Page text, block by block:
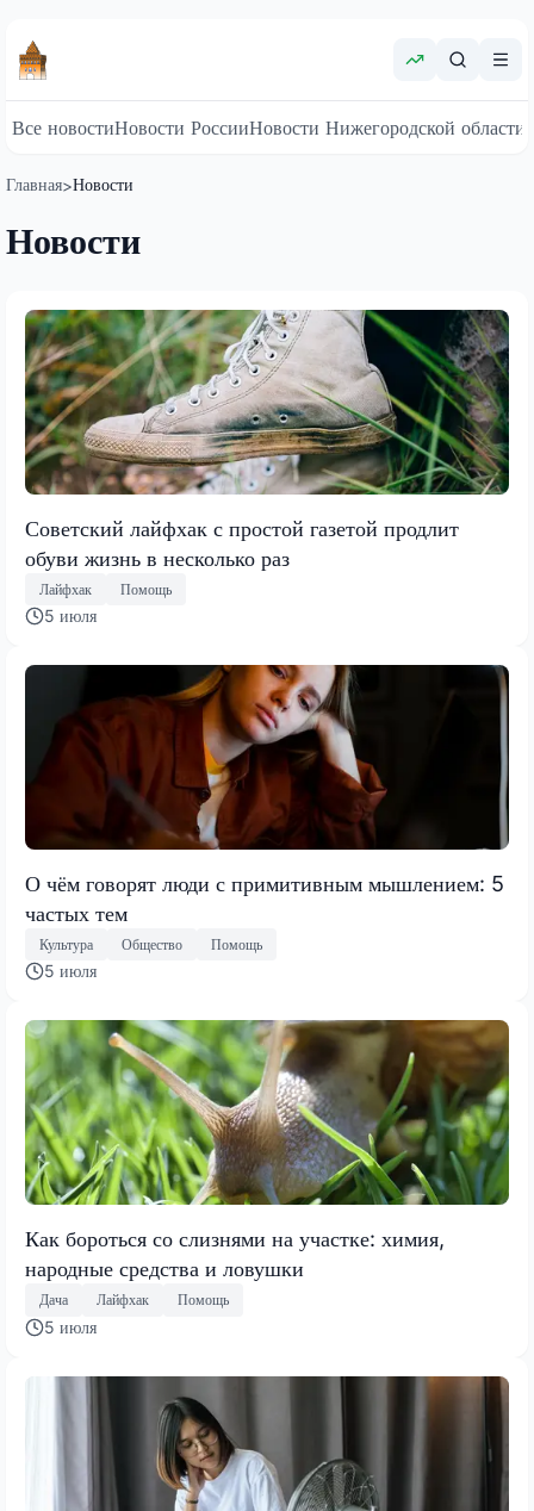
Все новостиНовости РоссииНовости Нижегородской области
Главная>Новости
Новости
Советский лайфхак с простой газетой продлит
обуви жизнь в несколько раз
Лайфхак Помощь
5 июля
О чём говорят люди с примитивным мышлением: 5
частых тем
Культура Общество Помощь
5 июля
Как бороться со слизнями на участке: химия,
народные средства и ловушки
Дача Лайфхак Помощь
5 июля